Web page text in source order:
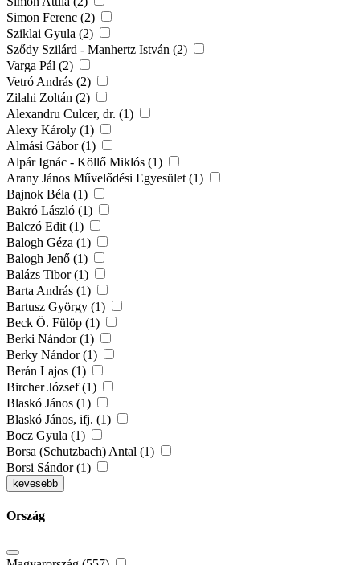
Simon Ferenc (2)
Sziklai Gyula (2)
Sződy Szilárd - Manhertz István (2)
Varga Pál (2)
Vetró András (2)
Zilahi Zoltán (2)
Alexandru Culcer, dr. (1)
Alexy Károly (1)
Almási Gábor (1)
Alpár Ignác - Köllő Miklós (1)
Arany János Művelődési Egyesület (1)
Bajnok Béla (1)
Bakró László (1)
Balczó Edit (1)
Balogh Géza (1)
Balogh Jenő (1)
Balázs Tibor (1)
Barta András (1)
Bartusz György (1)
Beck Ö. Fülöp (1)
Berki Nándor (1)
Berky Nándor (1)
Berán Lajos (1)
Bircher József (1)
Blaskó János (1)
Blaskó János, ifj. (1)
Bocz Gyula (1)
Borsa (Schutzbach) Antal (1)
Borsi Sándor (1)
kevesebb
Ország